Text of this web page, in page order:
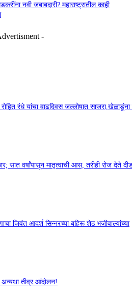
नवी जबाबदारी? महाराष्ट्रातील काही
-
रोहित रंधे यांचा वाढदिवस जल्लोषात
सात वर्षांपासून मातृत्वाची आस, तरीही रोज देते
जिवंत आदर्श सिन्नरच्या बहिरू शेठ भजीवाल्यांच्या
अन्यथा तीव्र आंदोलन!